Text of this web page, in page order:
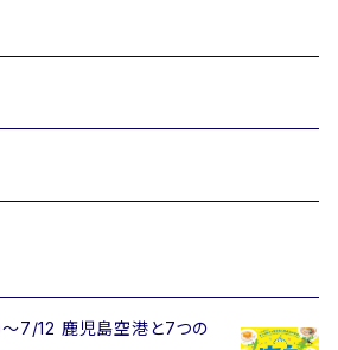
〜7/12 鹿児島空港と7つの